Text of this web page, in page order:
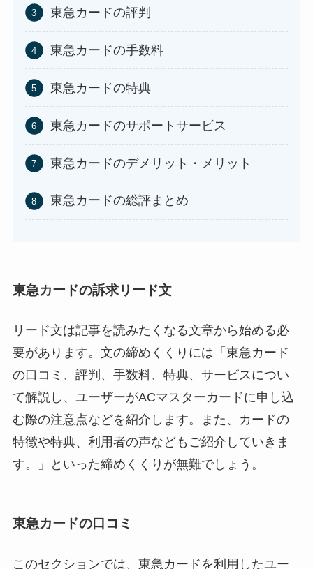
東急カードの評判
東急カードの手数料
東急カードの特典
東急カードのサポートサービス
東急カードのデメリット・メリット
東急カードの総評まとめ
東急カードの訴求リード文
リード文は記事を読みたくなる文章から始める必
要があります。文の締めくくりには「東急カード
の口コミ、評判、手数料、特典、サービスについ
て解説し、ユーザーがACマスターカードに申し込
む際の注意点などを紹介します。また、カードの
特徴や特典、利用者の声などもご紹介していきま
す。」といった締めくくりが無難でしょう。
東急カードの口コミ
このセクションでは、東急カードを利用したユー